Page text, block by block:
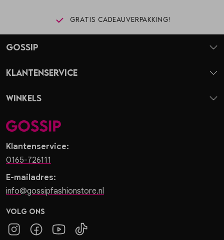
Gratis cadeauverpakking!
Klantenservice:
0165-726111
E-mailadres:
info@gossipfashionstore.nl
Volg ons
Gossip
Klantenservice
Winkels